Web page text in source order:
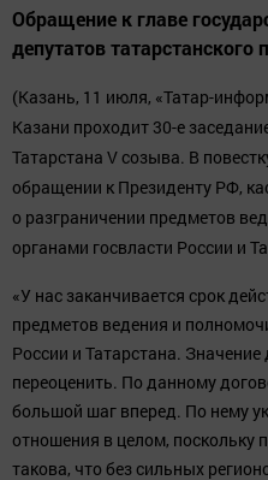
Обращение к главе
депутатов
(Казань, 11 июля, «Татар-
Казани проходит 30-е
Татарстана V созыва. В
обращении к Президенту РФ,
о разграничении предметов
органами госвласти России и
«У нас заканчивается срок
предметов ведения и
России и Татарстана.
переоценить. По данному
большой шаг вперед. По нему
отношения в целом, поскольку
такова, что без сильных